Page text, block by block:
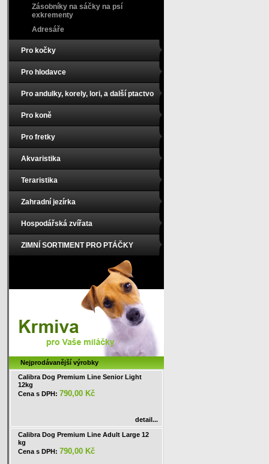
Zásobníky na sáčky na psí
exkrementy
Adresáře
Pro kočky
Pro hlodavce
Pro andulky, korely, lori, a další ptactvo
Pro koně
Pro fretky
Akvaristika
Teraristika
Zahradní jezírka
Hospodářská zvířata
ZIMNÍ SORTIMENT PRO PTÁČKY
Nejprodávanější výrobky
Calibra Dog Premium Line Senior Light
12kg
Cena s DPH: 790,00 Kč
detail...
Calibra Dog Premium Line Adult Large 12
kg
Cena s DPH: 790,00 Kč